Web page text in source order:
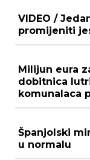
VIDEO /
promijeniti
Milijun eura
dobitnica
komunalaca
Španjolski
u normalu